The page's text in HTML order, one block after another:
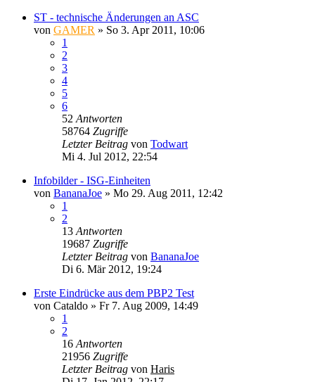
ST - technische Änderungen an ASC
von GAMER » So 3. Apr 2011, 10:06
1
2
3
4
5
6
52 Antworten
58764 Zugriffe
Letzter Beitrag von Todwart
Mi 4. Jul 2012, 22:54
Infobilder - ISG-Einheiten
von BananaJoe » Mo 29. Aug 2011, 12:42
1
2
13 Antworten
19687 Zugriffe
Letzter Beitrag von BananaJoe
Di 6. Mär 2012, 19:24
Erste Eindrücke aus dem PBP2 Test
von Cataldo » Fr 7. Aug 2009, 14:49
1
2
16 Antworten
21956 Zugriffe
Letzter Beitrag von Haris